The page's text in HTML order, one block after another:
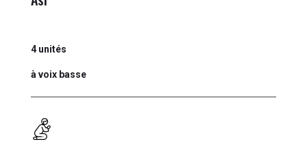
4 unités
à voix basse